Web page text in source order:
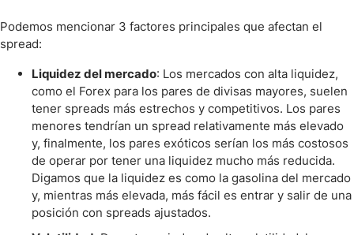
Podemos mencionar 3 factores principales que afectan el
spread:
Liquidez del mercado: Los mercados con alta liquidez,
como el Forex para los pares de divisas mayores, suelen
tener spreads más estrechos y competitivos. Los pares
menores tendrían un spread relativamente más elevado
y, finalmente, los pares exóticos serían los más costosos
de operar por tener una liquidez mucho más reducida.
Digamos que la liquidez es como la gasolina del mercado
y, mientras más elevada, más fácil es entrar y salir de una
posición con spreads ajustados.